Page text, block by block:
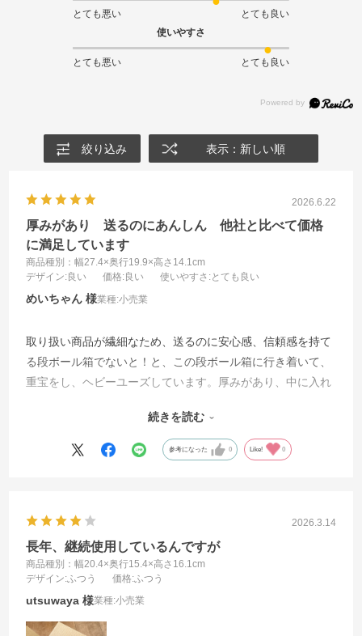
とても悪い
とても良い
使いやすさ
とても悪い とても良い
絞り込み 表示：新しい順
2026.6.22
厚みがあり 送るのにあんしん 他社と比べて価格
に満足しています
商品種別：幅27.4×奥行19.9×高さ14.1cm
デザイン:良い 価格:良い 使いやすさ :とても良い
めいちゃん 業種:小売業
取り扱い商品が繊細なため、送るのに安心感、信頼感を持て
る段ボール箱でないと！と、この段ボール箱に行き着いて、
重宝をし、ヘビーユーズしています。厚みがあり、中に入れ
他社と比べて、価格にも満足していて、ずっと継続して使っ
ていきたいと考えています。
続きを読む
参考になった 0 Like! 0
2026.3.14
長年、継続使用しているんですが
商品種別：幅20.4×奥行15.4×高さ16.1cm
デザイン:ふつう 価格:ふつう
utsuwaya 業種:小売業